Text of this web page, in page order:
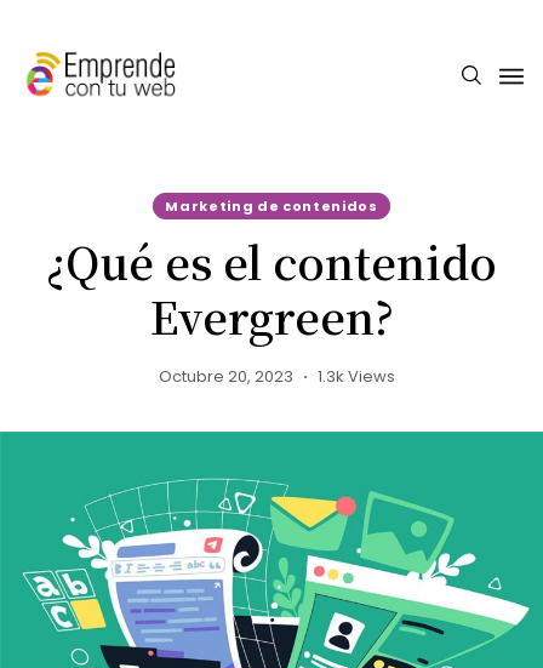
Marketing de contenidos
¿Qué es el contenido
Evergreen?
Octubre 20, 2023 1.3k Views